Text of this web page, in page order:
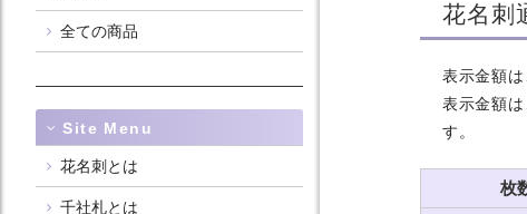
花名刺
表示金額は
表示金額
す。
枚
全ての商品
Site Menu
花名刺とは
千社札とは